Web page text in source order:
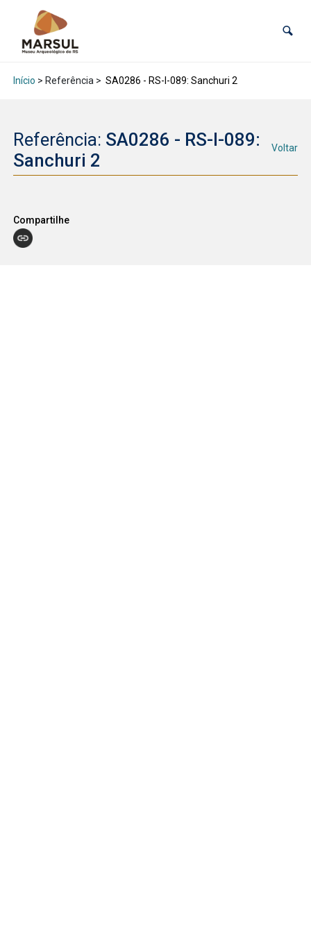
Início > Referência > SA0286 - RS-I-089: Sanchuri 2
Referência: SA0286 - RS-I-089:
Sanchuri 2
Voltar
Compartilhe